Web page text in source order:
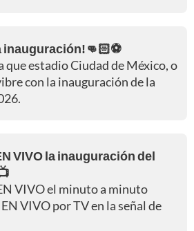
inauguración!👊🏻⚽
que estadio Ciudad de México, o
con la inauguración de la
VIVO la inauguración del
VIVO el minuto a minuto
VIVO por TV en la señal de